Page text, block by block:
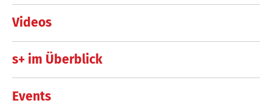
Videos
s+ im Überblick
Events